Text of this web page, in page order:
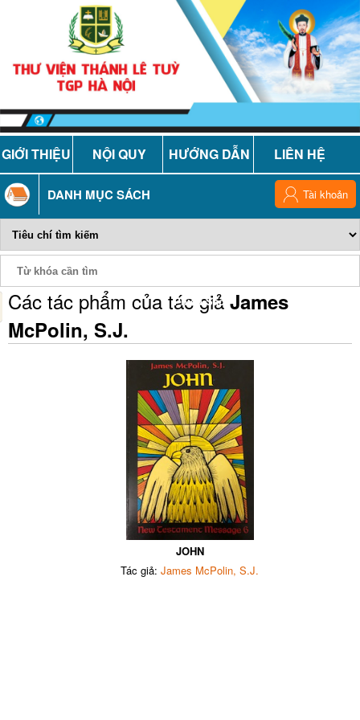
GIỚI THIỆU NỘI QUY HƯỚNG DẪN LIÊN HỆ
DANH MỤC SÁCH
Phiếu Sách
Tài khoản
Các tác phẩm của tác giả James
McPolin, S.J.
JOHN
Tác giả:James McPolin, S.J.